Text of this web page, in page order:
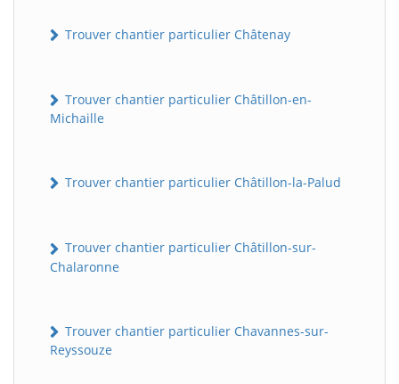
Trouver chantier particulier Châtenay
Trouver chantier particulier Châtillon-en-
Michaille
Trouver chantier particulier Châtillon-la-Palud
Trouver chantier particulier Châtillon-sur-
Chalaronne
Trouver chantier particulier Chavannes-sur-
Reyssouze